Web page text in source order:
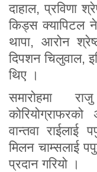
दाहाल, प्रविणा
किड्स क्यापिटल
थापा, आरोन
दिपशन चिलुवाल,
थिए ।
समारोहमा
वान्तवा
मिलन चाम्सलाई
प्रदान गरियो ।